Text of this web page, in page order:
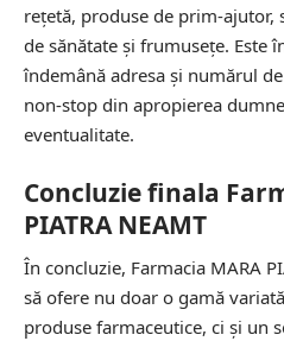
rețetă, produse de prim-ajutor,
de sănătate și frumusețe. Este
îndemână adresa și numărul
non-stop din apropierea
eventualitate.
Concluzie finala
PIATRA NEAMT
În concluzie, Farmacia MARA
să ofere nu doar o gamă
produse farmaceutice, ci și un